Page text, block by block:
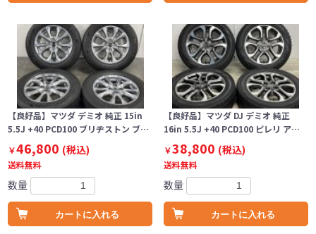
【良好品】マツダ デミオ 純正 15in
5.5J +40 PCD100 ブリヂストン ブ…
￥46,800 (税込)
送料無料
数量
カートに入れる
【良好品】マツダ DJ デミオ 純正
16in 5.5J +40 PCD100 ピレリ ア…
￥38,800 (税込)
送料無料
数量
カートに入れる